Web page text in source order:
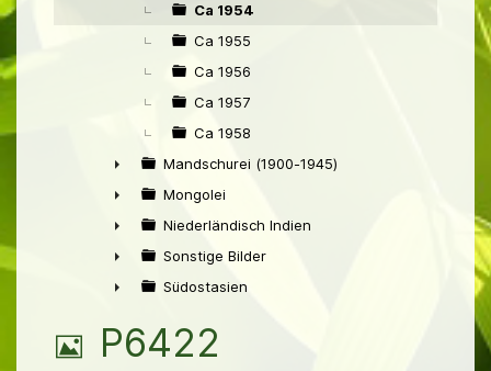
►
Ca 1954
Ca 1955
Ca 1956
Ca 1957
Ca 1958
►
Mandschurei (1900-1945)
►
Mongolei
►
Niederländisch Indien
►
Sonstige Bilder
Südostasien
B
P6422